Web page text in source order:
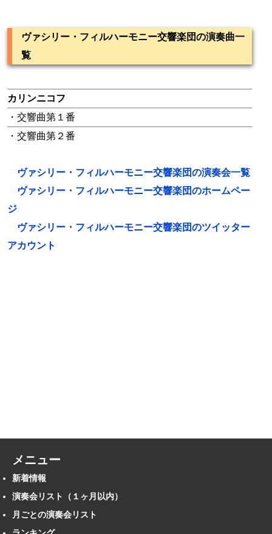
ヴァシリー・フィルハーモニー交響楽団の演奏曲一
覧
カリンニコフ
・交響曲第１番
・交響曲第２番
ヴァシリー・フィルハーモニー交響楽団の演奏会一覧
ヴァシリー・フィルハーモニー交響楽団のホームペー
ジ
ヴァシリー・フィルハーモニー交響楽団のツイッター
アカウント
メニュー
新着情報
演奏会リスト（１ヶ月以内）
月ごとの演奏会リスト